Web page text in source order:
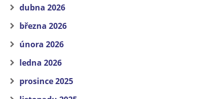
dubna 2026
března 2026
února 2026
ledna 2026
prosince 2025